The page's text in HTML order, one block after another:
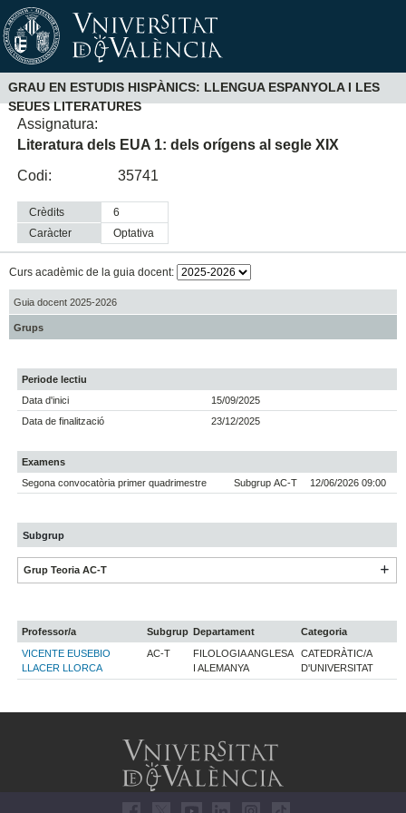
GRAU EN ESTUDIS HISPÀNICS: LLENGUA ESPANYOLA I LES
SEUES LITERATURES
Assignatura:
Literatura dels EUA 1: dels orígens al segle XIX
Codi:
35741
Crèdits
6
Caràcter
optativa
Curs acadèmic de la guia docent:
Guia docent 2025-2026
Grups
Periode lectiu
Data d'inici
15/09/2025
Data de finalització
23/12/2025
Examens
Segona convocatòria primer quadrimestre
Subgrup AC-T 12/06/2026 09:00
Subgrup
Grup Teoria AC-T
Professor/a Subgrup Departament
Categoria
VICENTE EUSEBIO
LLACER LLORCA
AC-T
FILOLOGIA ANGLESA
I ALEMANYA
CATEDRÀTIC/A
D'UNIVERSITAT